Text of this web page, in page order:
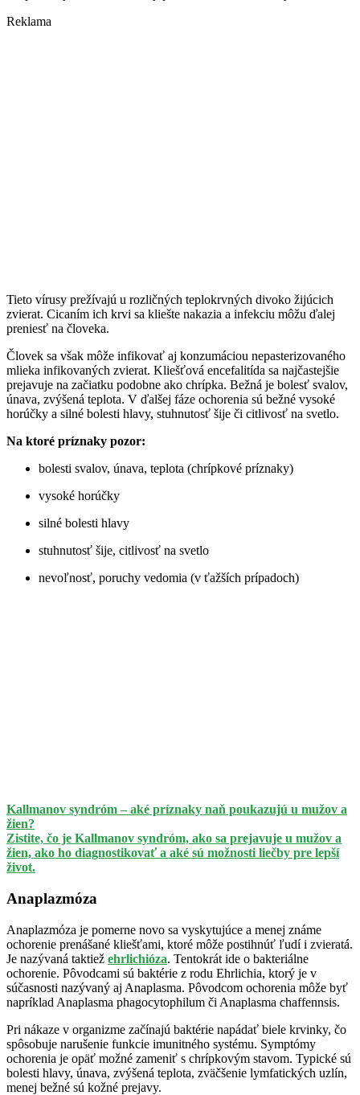
Reklama
Tieto vírusy prežívajú u rozličných teplokrvných divoko žijúcich
zvierat. Cicaním ich krvi sa kliešte nakazia a infekciu môžu ďalej
preniesť na človeka.
Človek sa však môže infikovať aj konzumáciou nepasterizovaného
mlieka infikovaných zvierat. Kliešťová encefalitída sa najčastejšie
prejavuje na začiatku podobne ako chrípka. Bežná je bolesť svalov,
únava, zvýšená teplota. V ďalšej fáze ochorenia sú bežné vysoké
horúčky a silné bolesti hlavy, stuhnutosť šije či citlivosť na svetlo.
Na ktoré príznaky pozor:
bolesti svalov, únava, teplota (chrípkové príznaky)
vysoké horúčky
silné bolesti hlavy
stuhnutosť šije, citlivosť na svetlo
nevoľnosť, poruchy vedomia (v ťažších prípadoch)
Kallmanov syndróm – aké príznaky naň poukazujú u mužov a
žien?
Zistite, čo je Kallmanov syndróm, ako sa prejavuje u mužov a
žien, ako ho diagnostikovať a aké sú možnosti liečby pre lepší
život.
Anaplazmóza
Anaplazmóza je pomerne novo sa vyskytujúce a menej známe
ochorenie prenášané kliešťami, ktoré môže postihnúť ľudí i zvieratá.
Je nazývaná taktiež ehrlichióza. Tentokrát ide o bakteriálne
ochorenie. Pôvodcami sú baktérie z rodu Ehrlichia, ktorý je v
súčasnosti nazývaný aj Anaplasma. Pôvodcom ochorenia môže byť
napríklad Anaplasma phagocytophilum či Anaplasma chaffennsis.
Pri nákaze v organizme začínajú baktérie napádať biele krvinky, čo
spôsobuje narušenie funkcie imunitného systému. Symptómy
ochorenia je opäť možné zameniť s chrípkovým stavom. Typické sú
bolesti hlavy, únava, zvýšená teplota, zväčšenie lymfatických uzlín,
menej bežné sú kožné prejavy.